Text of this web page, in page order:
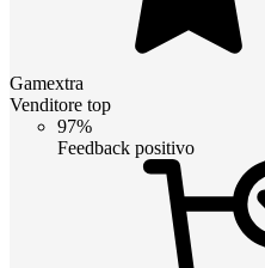
Gamextra
Venditore top
97%
Feedback positivo